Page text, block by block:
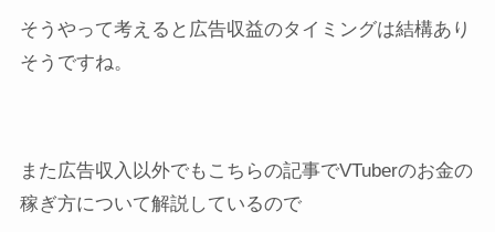
そうやって考えると広告収益のタイミングは結構あり
そうですね。
また広告収入以外でもこちらの記事でVTuberのお金の
稼ぎ方について解説しているので